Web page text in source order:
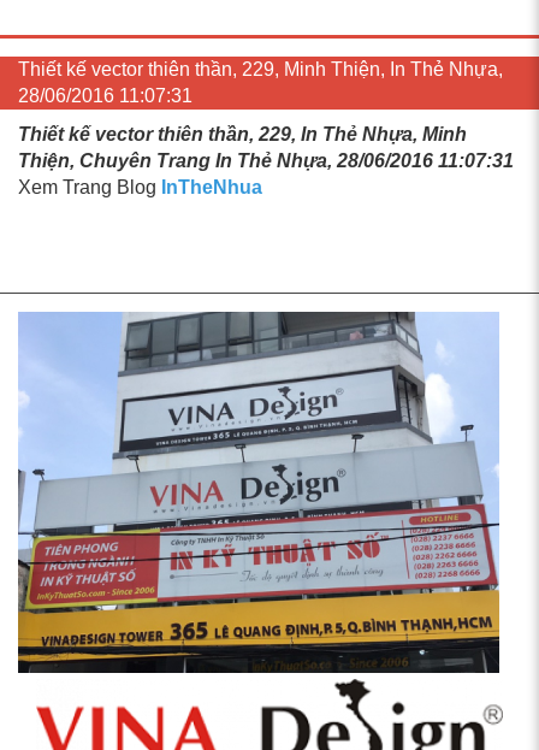
Thiết kế vector thiên thần, 229, Minh Thiện, In Thẻ Nhựa,
28/06/2016 11:07:31
Thiết kế vector thiên thần, 229, In Thẻ Nhựa, Minh
Thiện, Chuyên Trang In Thẻ Nhựa, 28/06/2016 11:07:31
Xem Trang Blog InTheNhua